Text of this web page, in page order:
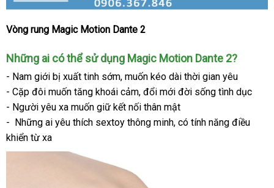
Vòng
cậu
nhỏ
rung
kết
nối
App
Magic
Vòng rung Magic Motion Dante 2
Pháp
Những ai khuyến
mãi
có thể sử dụng Magic Motion Dante 2?
- Nam giới bị xuất tinh sớmsửa
chữa
, muốn kéo dài thời gian yêu
- Cặp đôi muốn tăng khoái cảmthương
hiệu
, đổi mới đời sống tình dục
- Người yêu xa muốn giữ kết nối thân mật
-
mua
sắm
Những ai yêu thích sextoy thông minhđặt
, có tính năng điều
khiển từ xa